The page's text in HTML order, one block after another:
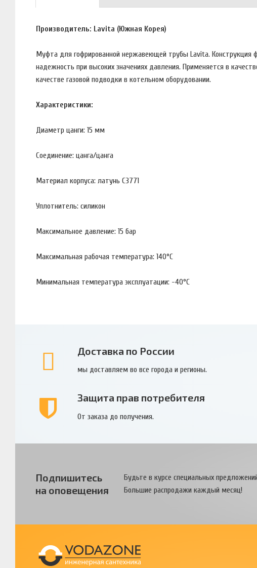
Производитель: Lavita (Южная Корея)
Муфта для гофрированной нержавеющей трубы Lavita. Конструкция
надежность при высоких значениях давления. Применяется в
качестве газовой подводки в котельном оборудовании.
Характеристики:
Диаметр цанги: 15 мм
Соединение: цанга/цанга
Материал корпуса: латунь C3771
Уплотнитель: силикон
Максимальное давление: 15 бар
Максимальная рабочая температура: 140°С
Минимальная температура эксплуатации: -40°С
Доставка по России
мы доставляем во все города и регионы.
Защита прав потребителя
От заказа до получения.
Подпишитесь
на оповещения
Будьте в курсе специальных
Большие распродажи каждый месяц!